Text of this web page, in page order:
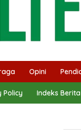
Opini
Policy Indeks Berita